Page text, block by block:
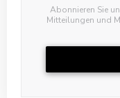
Abonnieren Sie
Mitteilungen und